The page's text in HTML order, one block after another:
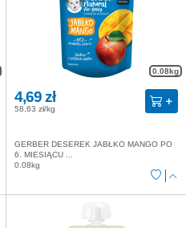
0.08kg
4,69 zł
58,63 zł/kg
GERBER DESEREK JABŁKO MANGO PO
6. MIESIĄCU ...
0.08kg